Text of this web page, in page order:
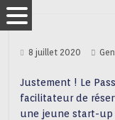
8 juillet 2020
Justement ! Le
facilitateur de
une jeune start-up